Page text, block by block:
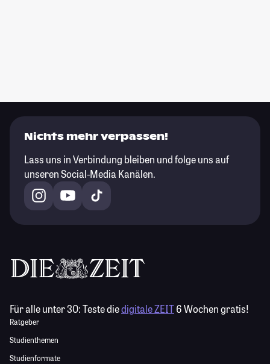
Nichts mehr verpassen!
Lass uns in Verbindung bleiben und folge uns auf
unseren Social-Media Kanälen.
Für alle unter 30:Teste diedigitale ZEIT6 Wochen gratis!
Ratgeber
Studienthemen
Studienformate